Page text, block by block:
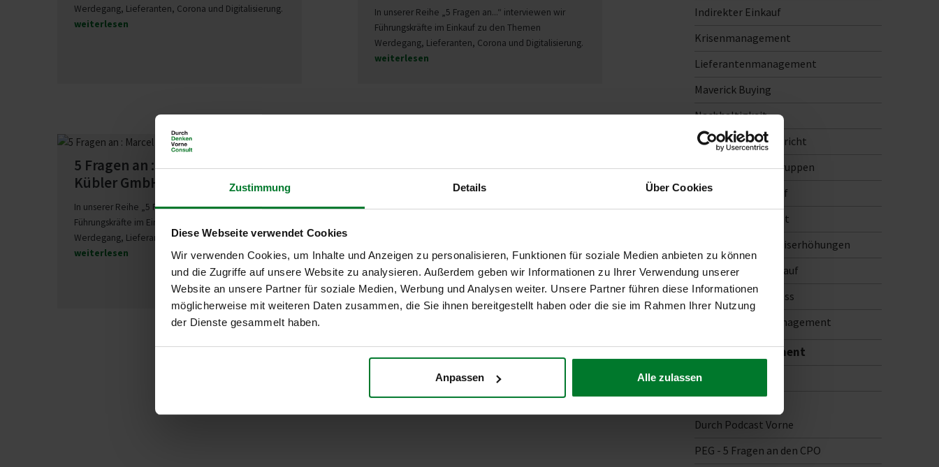
Zustimmung Details Über Cookies
Diese Webseite verwendet Cookies
Wir verwenden Cookies, um Inhalte und Anzeigen zu personalisieren, Funktionen für soziale Medien anbieten zu können
und die Zugriffe auf unsere Website zu analysieren. Außerdem geben wir Informationen zu Ihrer Verwendung unserer
Website an unsere Partner für soziale Medien, Werbung und Analysen weiter. Unsere Partner führen diese Informationen
möglicherweise mit weiteren Daten zusammen, die Sie ihnen bereitgestellt haben oder die sie im Rahmen Ihrer Nutzung
der Dienste gesammelt haben.
Anpassen Alle zulassen
Werdegang, Lieferanten, Corona und Digitalisierung.
weiterlesen
In unserer Reihe „5 Fragen an...“ interviewen wir
Führungskräfte im Einkauf zu den Themen
Werdegang, Lieferanten, Corona und Digitalisierung.
weiterlesen
5 Fragen an : Marcel Daniel, Fritz
Kübler GmbH
In unserer Reihe „5 Fragen an...“ interviewen wir
Führungskräfte im Einkauf zu den Themen
Werdegang, Lieferanten, Corona und Digitalisierung.
weiterlesen
5 Fragen an : Roberto Speranza,
Lilium GmbH
In unserer neuen Reihe „5 Fragen an...“ interviewen
Digitalisierung. Es werden immer die gleichen Fragen
gestellt, damit man die unterschiedlichen Vor- und
Herangehensweisen vergleichen kann. weiterlesen
Indirekter Einkauf
Krisenmanagement
Lieferantenmanagement
Maverick Buying
Nachhaltigkeit
Nachhaltigkeitsbericht
Outsourcing Baugruppen
Qualität im Einkauf
Risikomanagement
Rückholen von Preiserhöhungen
Strategischer Einkauf
Versorgungsengpass
Warengruppenmanagement
Interimsmanagement
Newsletter
Durch Podcast Vorne
PEG - 5 Fragen an den CPO